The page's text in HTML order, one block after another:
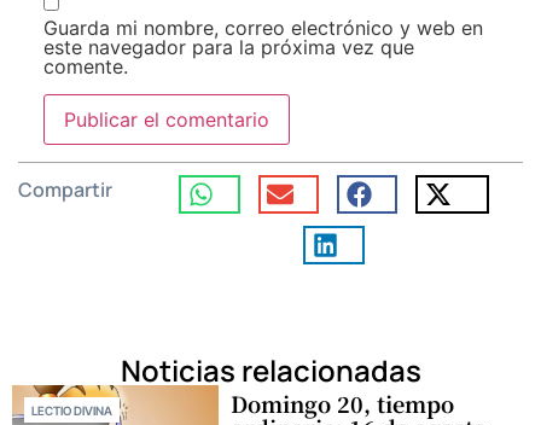
Guarda mi nombre, correo electrónico y web en
este navegador para la próxima vez que
comente.
Compartir
Noticias relacionadas
LECTIO DIVINA Domingo 20, tiempo